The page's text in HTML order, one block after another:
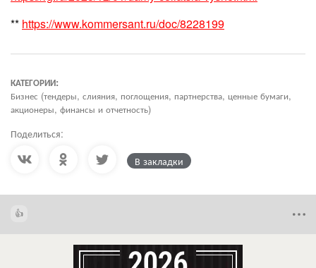
** https://www.kommersant.ru/doc/8228199
КАТЕГОРИИ:
Бизнес (тендеры, слияния, поглощения, партнерства, ценные бумаги,
акционеры, финансы и отчетность)
Поделиться:
В закладки